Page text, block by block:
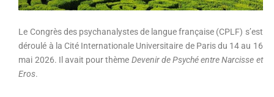
Le Congrès des psychanalystes de langue française (CPLF) s’est
déroulé à la Cité Internationale Universitaire de Paris du 14 au 16
mai 2026. Il avait pour thème Devenir de Psyché entre Narcisse et
Eros.